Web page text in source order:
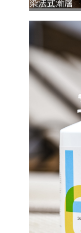
染法式漸層